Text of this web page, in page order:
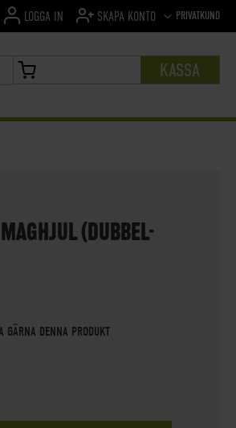
SPRÅKPRIVATKUND
LOGGA IN SKAPA KONTO
MIN VARUKORG KASSA
(DUBBEL-
GÄRNA DENNA PRODUKT